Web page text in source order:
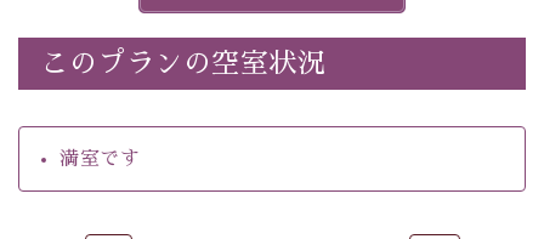
・諏訪大社4社を巡る無料参拝バス（事前予約制）
・館内着をご用意
・就寝用パジャマをご用意
・館内フリーWi-Fi
・駐車場完備
・チェックイン15時、チェックアウト10時
このプランの空室状況
満室です